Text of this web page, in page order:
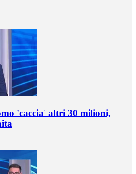
'caccia' altri 30 milioni,